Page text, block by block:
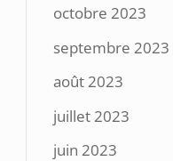
octobre 2023
septembre 2023
août 2023
juillet 2023
juin 2023